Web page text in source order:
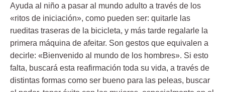
Ayuda al niño a pasar al mundo adulto a través de los
«ritos de iniciación», como pueden ser: quitarle las
rueditas traseras de la bicicleta, y más tarde regalarle la
primera máquina de afeitar. Son gestos que equivalen a
decirle: «Bienvenido al mundo de los hombres». Si esto
falta, buscará esta reafirmación toda su vida, a través de
distintas formas como ser bueno para las peleas, buscar